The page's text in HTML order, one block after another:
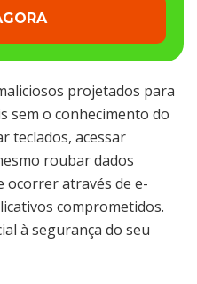
projetados para
sem o conhecimento do
teclados, acessar
roubar dados
ocorrer através de e-
comprometidos.
à segurança do seu